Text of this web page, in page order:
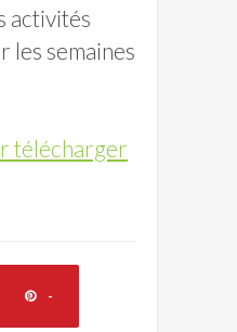
activités
les semaines
télécharger
-